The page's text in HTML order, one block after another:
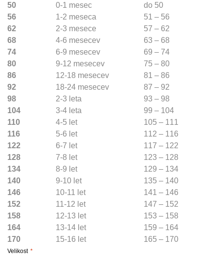
50
0-1 mesec
do 50
56
1-2 meseca
51 – 56
62
2-3 mesece
57 – 62
68
4-6 mesecev
63 – 68
74
6-9 mesecev
69 – 74
80
9-12 mesecev
75 – 80
86
12-18 mesecev
81 – 86
92
18-24 mesecev
87 – 92
98
2-3 leta
93 – 98
104
3-4 leta
99 – 104
110
4-5 let
105 – 111
116
5-6 let
112 – 116
122
6-7 let
117 – 122
128
7-8 let
123 – 128
134
8-9 let
129 – 134
140
9-10 let
135 – 140
146
10-11 let
141 – 146
152
11-12 let
147 – 152
158
12-13 let
153 – 158
164
13-14 let
159 – 164
170
15-16 let 165 – 170
Velikost